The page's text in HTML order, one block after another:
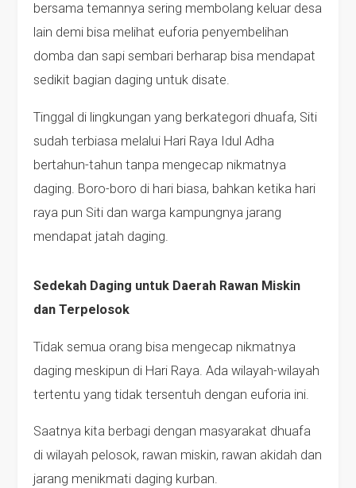
bersama temannya sering membolang keluar desa
lain demi bisa melihat euforia penyembelihan
domba dan sapi sembari berharap bisa mendapat
sedikit bagian daging untuk disate.
Tinggal di lingkungan yang berkategori dhuafa, Siti
sudah terbiasa melalui Hari Raya Idul Adha
bertahun-tahun tanpa mengecap nikmatnya
daging. Boro-boro di hari biasa, bahkan ketika hari
raya pun Siti dan warga kampungnya jarang
mendapat jatah daging.
Sedekah Daging untuk Daerah Rawan Miskin
dan Terpelosok
Tidak semua orang bisa mengecap nikmatnya
daging meskipun di Hari Raya. Ada wilayah-wilayah
tertentu yang tidak tersentuh dengan euforia ini.
Saatnya kita berbagi dengan masyarakat dhuafa
di wilayah pelosok, rawan miskin, rawan akidah dan
jarang menikmati daging kurban.